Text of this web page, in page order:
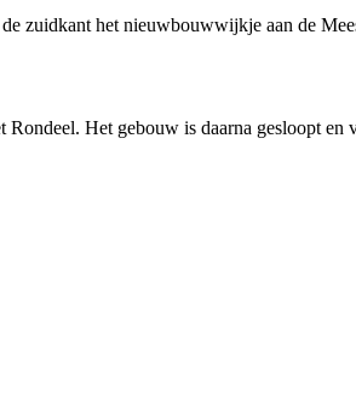
de zuidkant het nieuwbouwwijkje aan de
Rondeel. Het gebouw is daarna gesloopt en